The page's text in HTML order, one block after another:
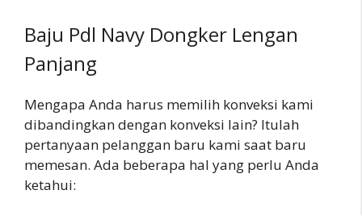
Baju Pdl Navy Dongker Lengan
Panjang
Mengapa Anda harus memilih konveksi kami
dibandingkan dengan konveksi lain? Itulah
pertanyaan pelanggan baru kami saat baru
memesan. Ada beberapa hal yang perlu Anda
ketahui: